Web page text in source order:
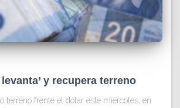
levanta’ y recupera terreno
terreno frente el dólar este miércoles, en